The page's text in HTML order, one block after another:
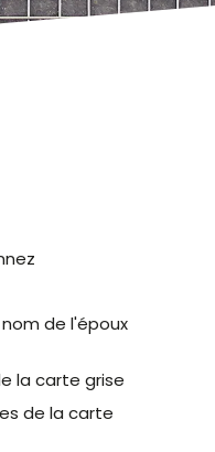
de l'époux
la carte grise
de la carte